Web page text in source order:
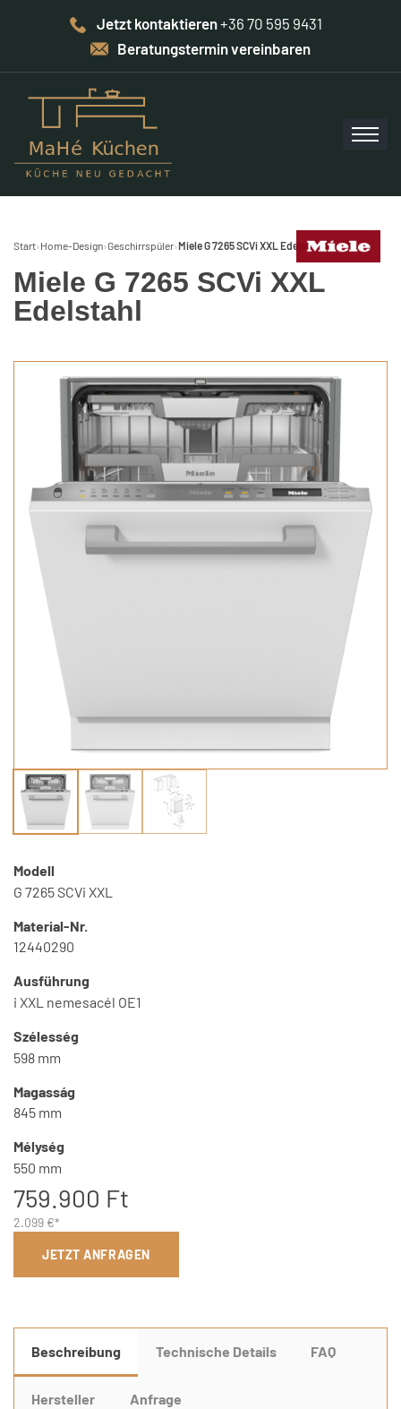
Jetzt kontaktieren+36 70 595 9431
Beratungstermin vereinbaren
Start› Home-Design›Geschirrspüler›Miele G 7265 SCVi XXL Edelstahl
Miele G 7265 SCVi XXL
Edelstahl
Modell
G 7265 SCVi XXL
Material-Nr.
12440290
Ausführung
i XXL nemesacél OE1
Szélesség
598 mm
Magasság
845 mm
Mélység
550 mm
759.900 Ft
2.099 €*
JETZT ANFRAGEN
Beschreibung Technische Details FAQ
Hersteller Anfrage